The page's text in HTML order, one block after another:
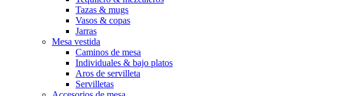
Tazas & mugs
Vasos & copas
Jarras
Mesa vestida
Caminos de mesa
Individuales & bajo platos
Aros de servilleta
Servilletas